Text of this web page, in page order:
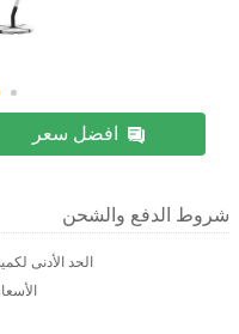
افضل سعر
شروط الدفع والشحن
الحد الأدنى